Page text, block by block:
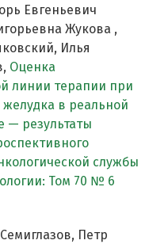
Евгеньевич
Жукова ,
Илья
Оценка
линии терапии при
желудка в реальной
— результаты
службы
Том 70 № 6
Петр